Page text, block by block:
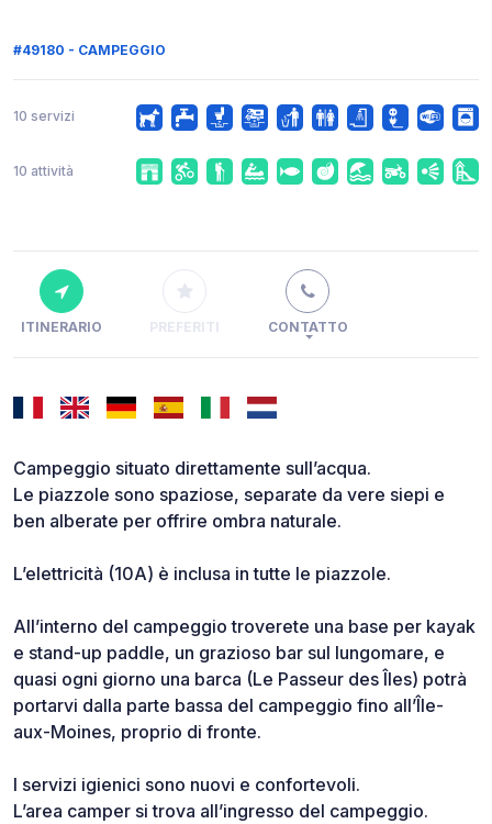
#49180 - CAMPEGGIO
10 servizi
10 attività
ITINERARIO PREFERITI CONTATTO
Campeggio situato direttamente sull’acqua.
Le piazzole sono spaziose, separate da vere siepi e
ben alberate per offrire ombra naturale.
L’elettricità (10A) è inclusa in tutte le piazzole.
All’interno del campeggio troverete una base per kayak
e stand-up paddle, un grazioso bar sul lungomare, e
quasi ogni giorno una barca (Le Passeur des Îles) potrà
portarvi dalla parte bassa del campeggio fino all’Île-
aux-Moines, proprio di fronte.
I servizi igienici sono nuovi e confortevoli.
L’area camper si trova all’ingresso del campeggio.